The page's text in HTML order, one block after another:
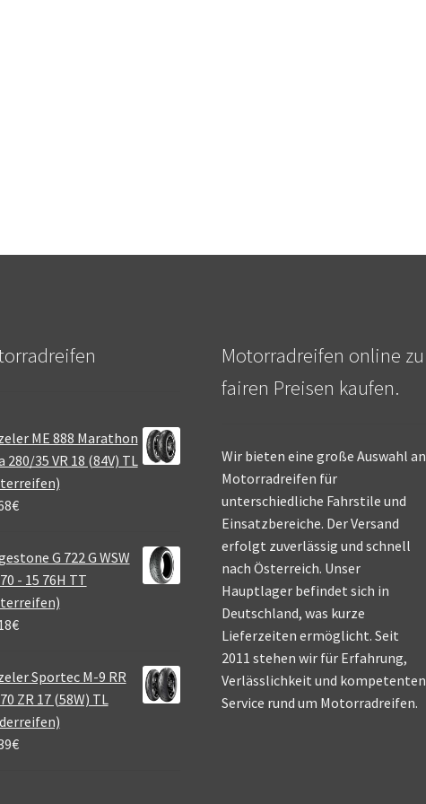
ME 888 Marathon
280/35 VR 18 (84V) TL
€
G 722 G WSW
- 15 76H TT
€
Sportec M-9 RR
ZR 17 (58W) TL
€
Motorradreifen online zu
fairen Preisen kaufen.
Wir bieten eine große Auswahl an
Motorradreifen für
unterschiedliche Fahrstile und
Einsatzbereiche. Der Versand
erfolgt zuverlässig und schnell
nach Österreich. Unser
Hauptlager befindet sich in
Deutschland, was kurze
Lieferzeiten ermöglicht. Seit
2011 stehen wir für Erfahrung,
Verlässlichkeit und kompetenten
Service rund um Motorradreifen.